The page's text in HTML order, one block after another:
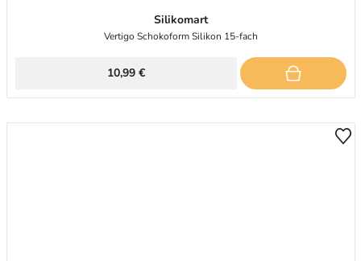
Silikomart
Vertigo Schokoform Silikon 15-fach
10,99 €